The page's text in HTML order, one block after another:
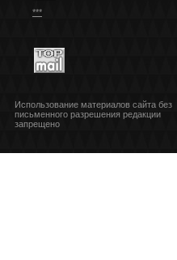
***
Использование материалов сайта без
письменного разрешения редакции
запрещено